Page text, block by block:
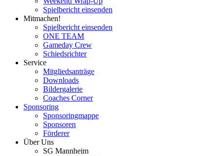
Spielbericht einsenden
Mitmachen!
Spielbericht einsenden
ONE TEAM
Gameday Crew
Schiedsrichter
Service
Mitgliedsanträge
Downloads
Bildergalerie
Coaches Corner
Sponsoring
Sponsoringmappe
Sponsoren
Förderer
Über Uns
SG Mannheim